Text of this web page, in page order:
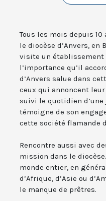
Tous les mois depuis
le diocèse d’Anvers, en
visite un établissement
l’importance qu’il
d’Anvers salue dans
ceux qui annoncent leur
suivi le quotidien d’une
témoigne de son
cette société flamande
Rencontre aussi avec
mission dans le
monde entier, en
d’Afrique, d’Asie ou
le manque de prêtres.